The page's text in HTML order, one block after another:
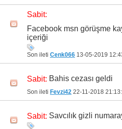
Sabit:
Facebook msn görüşme
içeriği
Son ileti Cenk066 13-05-2019
Sabit: Bahis cezası geldi
Son ileti Fevzi42 22-11-2018
Sabit: Savcılık gizli